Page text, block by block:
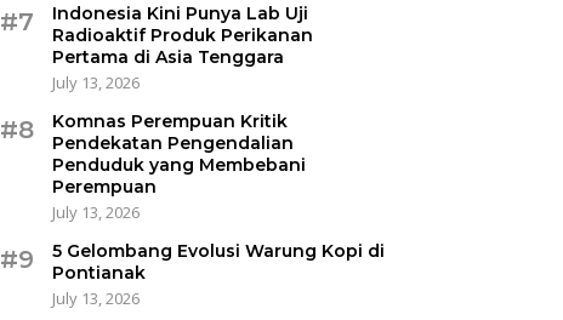
#7
Indonesia Kini Punya Lab Uji
Radioaktif Produk Perikanan
Pertama di Asia Tenggara
July 13, 2026
#8
Komnas Perempuan Kritik
Pendekatan Pengendalian
Penduduk yang Membebani
Perempuan
July 13, 2026
#9
5 Gelombang Evolusi Warung Kopi di
Pontianak
July 13, 2026